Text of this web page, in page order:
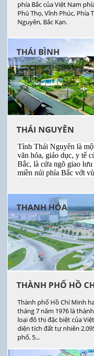
phía Bắc của Việt Nam
Phú Thọ, Vĩnh Phúc, Phía
Nguyên, Bắc Kạn.
THÁI BÌNH
THÁI NGUYÊN
Tỉnh Thái Nguyên là
văn hóa, giáo dục, y tế
Bắc, là cửa ngõ giao
miền núi phía Bắc với
THANH HÓA
THÀNH PHỐ HỒ
Thành phố Hồ Chí Minh
tháng 7 năm 1976 là
loại đô thị đặc biệt của
diện tích đất tự nhiên
phố, 5...